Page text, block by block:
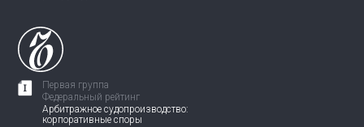
Первая группа
Федеральный рейтинг
Арбитражное судопроизводство:
корпоративные споры